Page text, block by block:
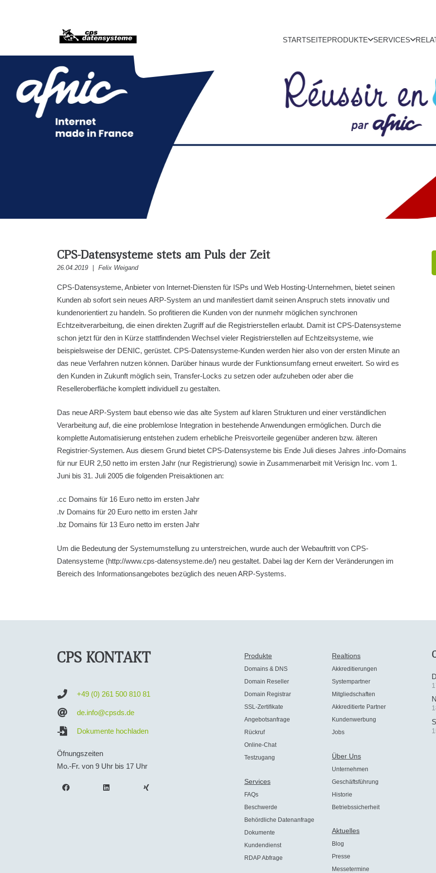
STARTSEITEPRODUKTE SERVICES
CPS-Datensysteme stets am Puls der Zeit
26.04.2019 Felix Weigand
CPS-Datensysteme, Anbieter von Internet-Diensten für ISPs und Web Hosting-Unternehmen, bietet seinen
Kunden ab sofort sein neues ARP-System an und manifestiert damit seinen Anspruch stets innovativ und
kundenorientiert zu handeln. So profitieren die Kunden von der nunmehr möglichen synchronen
Echtzeitverarbeitung, die einen direkten Zugriff auf die Registrierstellen erlaubt. Damit ist CPS-Datensysteme
schon jetzt für den in Kürze stattfindenden Wechsel vieler Registrierstellen auf Echtzeitsysteme, wie
beispielsweise der DENIC, gerüstet. CPS-Datensysteme-Kunden werden hier also von der ersten Minute an
das neue Verfahren nutzen können. Darüber hinaus wurde der Funktionsumfang erneut erweitert. So wird es
den Kunden in Zukunft möglich sein, Transfer-Locks zu setzen oder aufzuheben oder aber die
Reselleroberfläche komplett individuell zu gestalten.
Das neue ARP-System baut ebenso wie das alte System auf klaren Strukturen und einer verständlichen
Verarbeitung auf, die eine problemlose Integration in bestehende Anwendungen ermöglichen. Durch die
komplette Automatisierung entstehen zudem erhebliche Preisvorteile gegenüber anderen bzw. älteren
Registrier-Systemen. Aus diesem Grund bietet CPS-Datensysteme bis Ende Juli dieses Jahres .info-Domains
für nur EUR 2,50 netto im ersten Jahr (nur Registrierung) sowie in Zusammenarbeit mit Verisign Inc. vom 1.
Juni bis 31. Juli 2005 die folgenden Preisaktionen an:
.cc Domains für 16 Euro netto im ersten Jahr
.tv Domains für 20 Euro netto im ersten Jahr
.bz Domains für 13 Euro netto im ersten Jahr
Um die Bedeutung der Systemumstellung zu unterstreichen, wurde auch der Webauftritt von CPS-
Datensysteme (http://www.cps-datensysteme.de/) neu gestaltet. Dabei lag der Kern der Veränderungen im
Bereich des Informationsangebotes bezüglich des neuen ARP-Systems.
CPS KONTAKT
+49 (0) 261 500 810 81
de.info@cpsds.de
Dokumente hochladen
Öfnungszeiten
Mo.-Fr. von 9 Uhr bis 17 Uhr
Produkte
Domains & DNS
Domain Reseller
Domain Registrar
SSL-Zertifikate
Angebotsanfrage
Rückruf
Online-Chat
Testzugang
Services
FAQs
Beschwerde
Behördliche Datenanfrage
Dokumente
Kundendienst
RDAP Abfrage
Realtions
Akkreditierungen
Systempartner
Mitgliedschaften
Akkreditierte Partner
Kundenwerbung
Jobs
Über Uns
Unternehmen
Geschäftsführung
Historie
Betriebssicherheit
Aktuelles
Blog
Presse
Messetermine